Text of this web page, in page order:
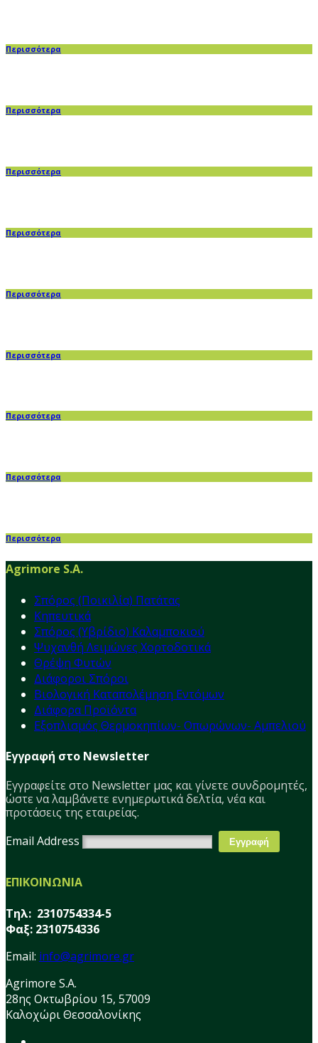
Περισσότερα
Περισσότερα
Περισσότερα
Περισσότερα
Περισσότερα
Περισσότερα
Περισσότερα
Περισσότερα
Περισσότερα
Agrimore S.A.
Σπόρος (Ποικιλία) Πατάτας
Κηπευτικά
Σπόρος (Υβρίδιο) Καλαμποκιού
Ψυχανθή Λειμώνες Χορτοδοτικά
Θρέψη Φυτών
Διάφοροι Σπόροι
Βιολογική Καταπολέμηση Εντόμων
Διάφορα Προϊόντα
Εξοπλισμός Θερμοκηπίων- Οπωρώνων- Αμπελιού
Εγγραφή στο Newsletter
Εγγραφείτε στο Νewsletter μας και γίνετε συνδρομητές,
ώστε να λαμβάνετε ενημερωτικά δελτία, νέα και
προτάσεις της εταιρείας.
Email Address
ΕΠΙΚΟΙΝΩΝΙΑ
Τηλ: 2310754334-5
Φαξ: 2310754336
Email: info@agrimore.gr
Agrimore S.A.
28ης Οκτωβρίου 15, 57009
Καλοχώρι Θεσσαλονίκης